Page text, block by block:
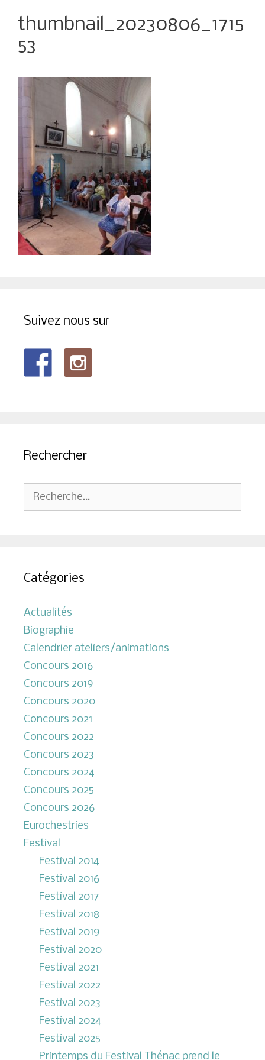
thumbnail_20230806_1715
53
Suivez nous sur
Rechercher
Rechercher :
Catégories
Actualités
Biographie
Calendrier ateliers/animations
Concours 2016
Concours 2019
Concours 2020
Concours 2021
Concours 2022
Concours 2023
Concours 2024
Concours 2025
Concours 2026
Eurochestries
Festival
Festival 2014
Festival 2016
Festival 2017
Festival 2018
Festival 2019
Festival 2020
Festival 2021
Festival 2022
Festival 2023
Festival 2024
Festival 2025
Printemps du Festival Thénac prend le